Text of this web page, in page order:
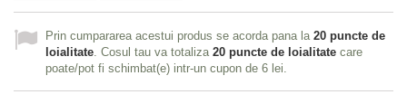
Prin cumpararea acestui produs se acorda pana la 20 puncte de
loialitate . Cosul tau va totaliza 20 puncte de loialitate care
poate/pot fi schimbat(e) intr-un cupon de 6 lei